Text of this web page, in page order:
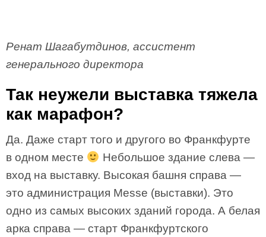
Ренат Шагабутдинов, ассистент
генерального директора
Так неужели выставка тяжела
как марафон?
Да. Даже старт того и другого во Франкфурте
в одном месте
Небольшое здание слева —
вход на выставку. Высокая башня справа —
это администрация Messe (выставки). Это
одно из самых высоких зданий города. А белая
арка справа — старт Франкфуртского